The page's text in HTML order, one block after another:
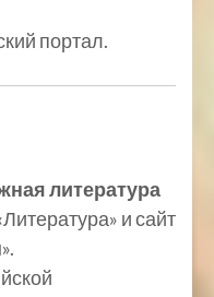
портал.
литература
и сайт